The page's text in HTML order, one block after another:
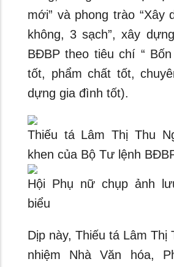
mới” và phong trào “Xây
không, 3 sạch”, xây
BĐBP theo tiêu chí “
tốt, phẩm chất tốt,
dựng gia đình tốt).
Thiếu tá Lâm Thị Thu
khen của Bộ Tư lệnh
Hội Phụ nữ chụp ảnh
biểu
Dịp này, Thiếu tá Lâm Thị
nhiệm Nhà Văn hóa,